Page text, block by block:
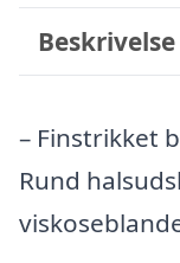
Beskrivelse
– Finstrikket
Rund